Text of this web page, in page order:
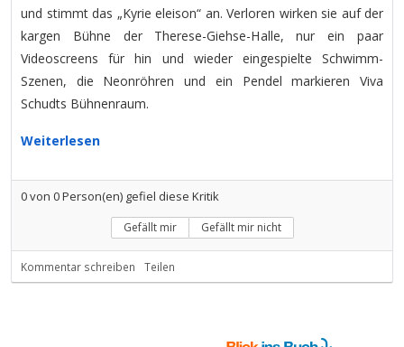
und stimmt das „Kyrie eleison“ an. Verloren wirken sie auf der
kargen Bühne der Therese-Giehse-Halle, nur ein paar
Videoscreens für hin und wieder eingespielte Schwimm-
Szenen, die Neonröhren und ein Pendel markieren Viva
Schudts Bühnenraum.
Weiterlesen
0von 0Person(en) gefiel diese Kritik
Gefällt mir Gefällt mir nicht
Kommentar schreiben Teilen